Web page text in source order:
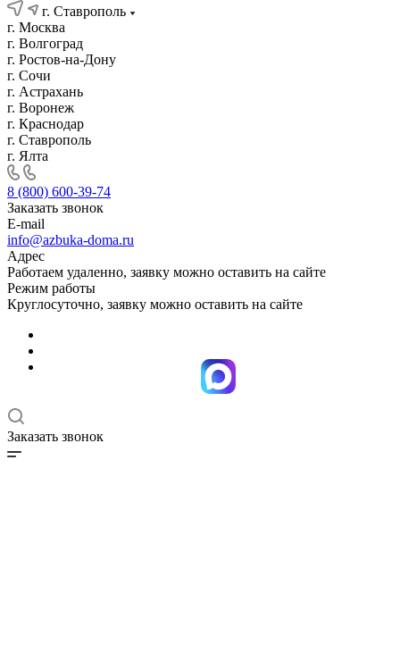
г. Ставрополь
г. Москва
г. Волгоград
г. Ростов-на-Дону
г. Сочи
г. Астрахань
г. Воронеж
г. Краснодар
г. Ставрополь
г. Ялта
8 (800) 600-39-74
Заказать звонок
E-mail
info@azbuka-doma.ru
Адрес
Работаем удаленно, заявку можно оставить на сайте
Режим работы
Круглосуточно, заявку можно оставить на сайте
Заказать звонок